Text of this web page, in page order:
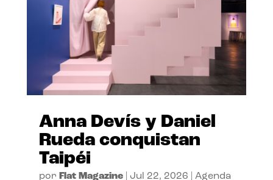
Anna Devís y Daniel
Rueda conquistan
Taipéi
por Flat Magazine| Jul 22, 2026 Agenda